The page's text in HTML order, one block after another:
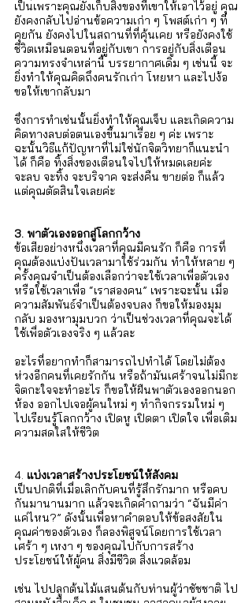
เป็นเพราะคุณยังเก็บสิ่งของที่เขาให้เอาไว้อยู่ คุณ
ยังคงกลับไปอ่านข้อความเก่า ๆ โพสต์เก่า ๆ ที่
คุยกัน ยังคงไปในสถานที่ที่คุ้นเคย หรือยังคงใช้
ชีวิตเหมือนตอนที่อยู่กับเขา การอยู่กับสิ่งเตือน
ความทรงจำเหล่านี้ บรรยากาศเดิม ๆ เช่นนี้ จะ
ยิ่งทำให้คุณคิดถึงคนรักเก่า โหยหา และไปง้อ
ขอให้เขากลับมา
ซึ่งการทำเช่นนั้นยิ่งทำให้คุณเจ็บ และเกิดความ
คิดทางลบต่อตนเองขึ้นมาเรื่อย ๆ ค่ะ เพราะ
ฉะนั้นวิธีแก้ปัญหาที่ไม่ใช่นักจิตวิทยาก็แนะนำ
ได้ ก็คือ ทิ้งสิ่งของเตือนใจไปให้หมดเลยค่ะ
จะลบ จะทิ้ง จะบริจาค จะส่งคืน ขายต่อ ก็แล้ว
แต่คุณตัดสินใจเลยค่ะ
3. พาตัวเองออกสู่โลกกว้าง
ข้อเสียอย่างหนึ่งเวลาที่คุณมีคนรัก ก็คือ การที่
คุณต้องแบ่งปันเวลามาใช้ร่วมกัน ทำให้หลาย ๆ
ครั้งคุณจำเป็นต้องเลือกว่าจะใช้เวลาเพื่อตัวเอง
หรือใช้เวลาเพื่อ “เราสองคน” เพราะฉะนั้น เมื่อ
ความสัมพันธ์จำเป็นต้องจบลง ก็ขอให้มองมุม
กลับ มองหามุมบวก ว่าเป็นช่วงเวลาที่คุณจะได้
ใช้เพื่อตัวเองจริง ๆ แล้วละ
อะไรที่อยากทำก็สามารถไปทำได้ โดยไม่ต้อง
ห่วงอีกคนที่เคยรักกัน หรือถ้ามันเศร้าจนไม่มีกะ
จิตกะใจจะทำอะไร ก็ขอให้ฝืนพาตัวเองออกนอก
ห้อง ออกไปเจอผู้คนใหม่ ๆ ทำกิจกรรมใหม่ ๆ
ไปเรียนรู้โลกกว้าง เปิดหู เปิดตา เปิดใจ เพื่อเติม
ความสดใสให้ชีวิต
4. แบ่งเวลาสร้างประโยชน์ให้สังคม
เป็นปกติที่เมื่อเลิกกับคนที่รู้สึกรักมาก หรือคบ
กันมานานมาก แล้วจะเกิดคำถามว่า “ฉันมีค่า
แค่ไหน?” ดังนั้นเพื่อหาคำตอบให้ข้อสงสัยใน
คุณค่าของตัวเอง ก็ลองพิสูจน์โดยการใช้เวลา
เศร้า ๆ เหงา ๆ ของคุณไปกับการสร้าง
ประโยชน์ให้ผู้คน สิ่งมีชีวิต สิ่งแวดล้อม
เช่น ไปปลูกต้นไม้แสนต้นกับท่านผู้ว่าชัชชาติ ไป